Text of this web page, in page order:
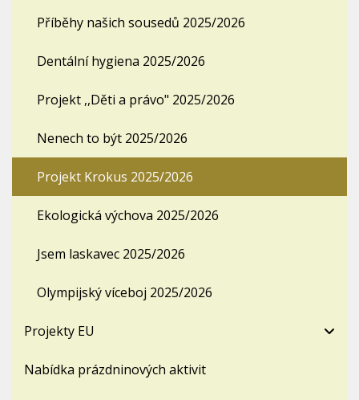
Příběhy našich sousedů 2025/2026
Dentální hygiena 2025/2026
Projekt ,,Děti a právo" 2025/2026
Nenech to být 2025/2026
Projekt Krokus 2025/2026
Ekologická výchova 2025/2026
Jsem laskavec 2025/2026
Olympijský víceboj 2025/2026
Projekty EU
Nabídka prázdninových aktivit